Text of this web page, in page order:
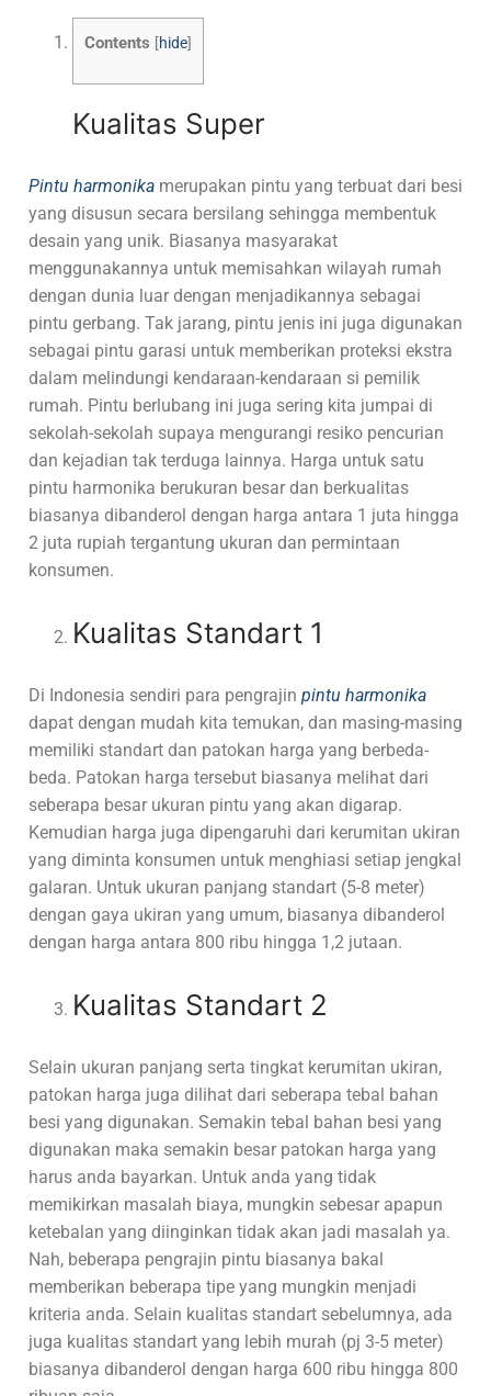
Contents [hide]
Kualitas Super
Pintu harmonika merupakan pintu yang terbuat dari besi
yang disusun secara bersilang sehingga membentuk
desain yang unik. Biasanya masyarakat
menggunakannya untuk memisahkan wilayah rumah
dengan dunia luar dengan menjadikannya sebagai
pintu gerbang. Tak jarang, pintu jenis ini juga digunakan
sebagai pintu garasi untuk memberikan proteksi ekstra
dalam melindungi kendaraan-kendaraan si pemilik
rumah. Pintu berlubang ini juga sering kita jumpai di
sekolah-sekolah supaya mengurangi resiko pencurian
dan kejadian tak terduga lainnya. Harga untuk satu
pintu harmonika berukuran besar dan berkualitas
biasanya dibanderol dengan harga antara 1 juta hingga
2 juta rupiah tergantung ukuran dan permintaan
konsumen.
Kualitas Standart 1
Di Indonesia sendiri para pengrajin pintu harmonika
dapat dengan mudah kita temukan, dan masing-masing
memiliki standart dan patokan harga yang berbeda-
beda. Patokan harga tersebut biasanya melihat dari
seberapa besar ukuran pintu yang akan digarap.
Kemudian harga juga dipengaruhi dari kerumitan ukiran
yang diminta konsumen untuk menghiasi setiap jengkal
galaran. Untuk ukuran panjang standart (5-8 meter)
dengan gaya ukiran yang umum, biasanya dibanderol
dengan harga antara 800 ribu hingga 1,2 jutaan.
Kualitas Standart 2
Selain ukuran panjang serta tingkat kerumitan ukiran,
patokan harga juga dilihat dari seberapa tebal bahan
besi yang digunakan. Semakin tebal bahan besi yang
digunakan maka semakin besar patokan harga yang
harus anda bayarkan. Untuk anda yang tidak
memikirkan masalah biaya, mungkin sebesar apapun
ketebalan yang diinginkan tidak akan jadi masalah ya.
Nah, beberapa pengrajin pintu biasanya bakal
memberikan beberapa tipe yang mungkin menjadi
kriteria anda. Selain kualitas standart sebelumnya, ada
juga kualitas standart yang lebih murah (pj 3-5 meter)
biasanya dibanderol dengan harga 600 ribu hingga 800